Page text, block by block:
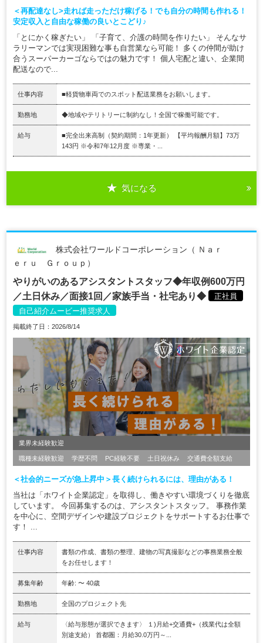
＜再配達なし>走れば走っただけ稼げる！でも自分の時間も作れる！
安定収入と自由な稼働の良いとこどり♪
「とにかく稼ぎたい」 「子育て、介護の時間を作りたい」 そんなサ
ラリーマンでは実現困難な事も自営業なら可能！ 多くの仲間が助け
合うスーパーカーゴならではの魅力です！ 個人宅配と違い、企業間
配送なので...
仕事内容 ■軽貨物車両でのスポット配送業務をお願いします。
勤務地 ◆地域やテリトリーに制約なし！全国で稼働可能です。
給与
■完全出来高制（契約期間：1年更新） 【平均報酬月額】73万
143円 ※令和7年12月度 ※専業・...
気になる
株式会社ワールドコーポレーション（ Ｎａｒ
ｅｒｕ Ｇｒｏｕｐ）
やりがいのあるアシスタントスタッフ◆年収例600万円
／土日休み／面接1回／家族手当・社宅あり◆
正社員
自己紹介ムービー推奨求人
掲載終了日：2026/8/14
業界未経験歓迎
職種未経験歓迎 学歴不問 PC経験不要 土日祝休み 交通費全額支給
＜社会的ニーズが急上昇中＞長く続けられるには、理由がある！
当社は「ホワイト企業認定」を取得し、働きやすい環境づくりを徹底
しています。 今回募集するのは、アシスタントスタッフ。 事務作業
を中心に、空間デザインや建設プロジェクトをサポートするお仕事で
す！ ...
仕事内容
書類の作成、書類の整理、建物の写真撮影などの事務業務全般
をお任せします！
募集年齢 年齢: 〜 40歳
勤務地 全国のプロジェクト先
給与
〈給与形態が選択できます〉 １)月給+交通費+（残業代は全額
別途支給） 首都圏：月給30.0万円～...